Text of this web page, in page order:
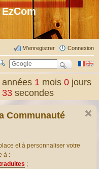
Connexion
M’enregistrer
ec
ch
er
années1 mois0 jours
34 secondes
Communauté
et à personnaliser votre
à :
;